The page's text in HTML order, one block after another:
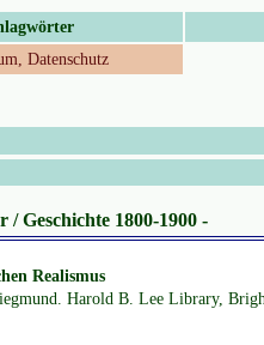
Datenschutz
Geschichte 1800-1900 -
Realismus
Harold B. Lee Library,